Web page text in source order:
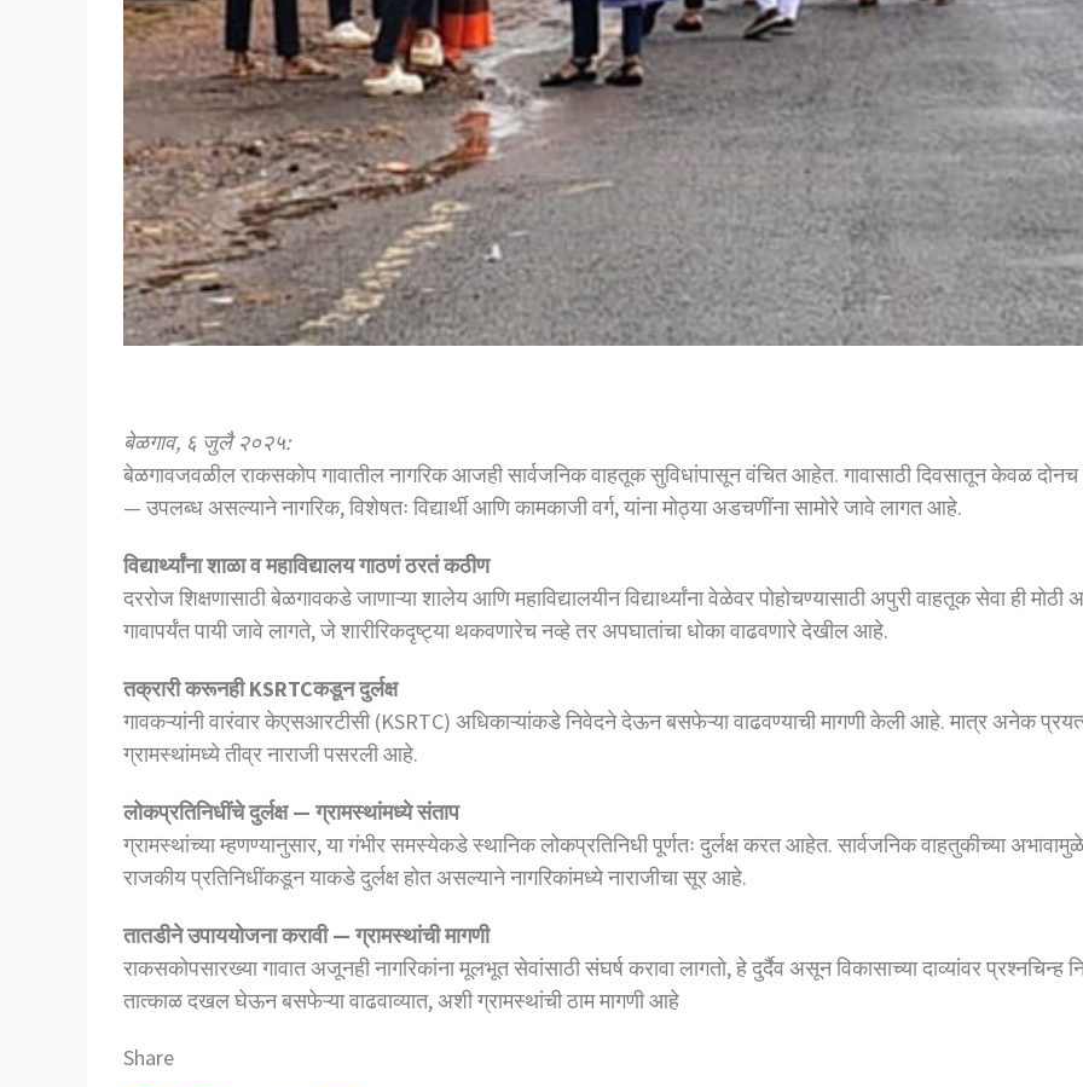
बेळगाव, ६ जुलै २०२५:
बेळगावजवळील राकसकोप गावातील नागरिक आजही सार्वजनिक वाहतूक सुविधांपासून वंचित आहेत. गावासाठी दिवसातून केवळ
— उपलब्ध असल्याने नागरिक, विशेषतः विद्यार्थी आणि कामकाजी वर्ग, यांना मोठ्या अडचणींना सामोरे जावे लागत आहे.
विद्यार्थ्यांना शाळा व महाविद्यालय गाठणं ठरतं कठीण
दररोज शिक्षणासाठी बेळगावकडे जाणाऱ्या शालेय आणि महाविद्यालयीन विद्यार्थ्यांना वेळेवर पोहोचण्यासाठी अपुरी वाहतूक सेवा ही
गावापर्यंत पायी जावे लागते, जे शारीरिकदृष्ट्या थकवणारेच नव्हे तर अपघातांचा धोका वाढवणारे देखील आहे.
तक्रारी करूनही KSRTCकडून दुर्लक्ष
गावकऱ्यांनी वारंवार केएसआरटीसी (KSRTC) अधिकाऱ्यांकडे निवेदने देऊन बसफेऱ्या वाढवण्याची मागणी केली आहे. मात्र अनेक
ग्रामस्थांमध्ये तीव्र नाराजी पसरली आहे.
लोकप्रतिनिधींचे दुर्लक्ष — ग्रामस्थांमध्ये संताप
ग्रामस्थांच्या म्हणण्यानुसार, या गंभीर समस्येकडे स्थानिक लोकप्रतिनिधी पूर्णतः दुर्लक्ष करत आहेत. सार्वजनिक वाहतुकीच्या
राजकीय प्रतिनिधींकडून याकडे दुर्लक्ष होत असल्याने नागरिकांमध्ये नाराजीचा सूर आहे.
तातडीने उपाययोजना करावी — ग्रामस्थांची मागणी
राकसकोपसारख्या गावात अजूनही नागरिकांना मूलभूत सेवांसाठी संघर्ष करावा लागतो, हे दुर्दैव असून विकासाच्या दाव्यांवर
तात्काळ दखल घेऊन बसफेऱ्या वाढवाव्यात, अशी ग्रामस्थांची ठाम मागणी आहे
Share